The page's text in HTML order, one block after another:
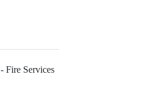
- Fire Services